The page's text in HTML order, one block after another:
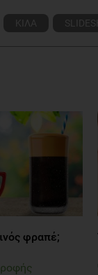
ΚΙΛΑ
φραπέ;